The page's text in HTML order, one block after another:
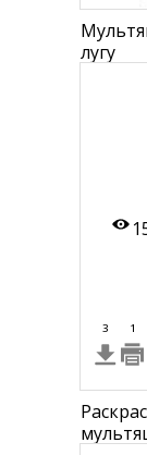
лугу
3 1